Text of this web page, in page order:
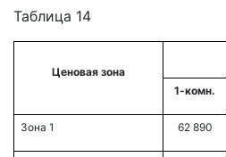
Таблица 14
Ценовая зона
1-комн.
Зона 1 62 890